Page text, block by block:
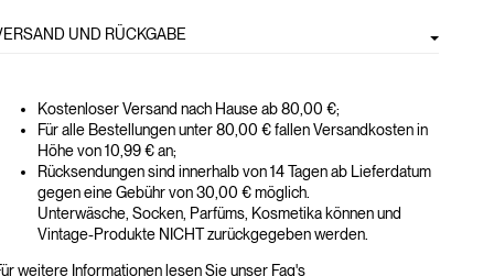
UND RÜCKGABE
Kostenloser Versand nach Hause ab 80,00 €;
Für alle Bestellungen unter 80,00 € fallen Versandkosten in
Höhe von 10,99 € an;
Rücksendungen sind innerhalb von 14 Tagen ab Lieferdatum
gegen eine Gebühr von 30,00 € möglich.
Unterwäsche, Socken, Parfüms, Kosmetika können und
Vintage-Produkte NICHT zurückgegeben werden.
weitere Informationen lesen Sie unser Faq's